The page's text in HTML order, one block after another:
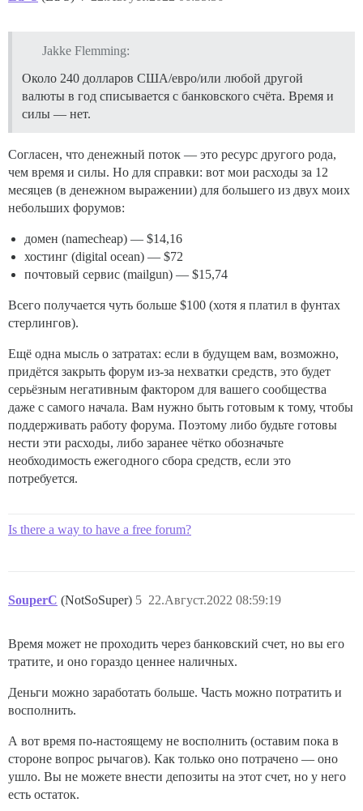
Jakke Flemming:
Около 240 долларов США/евро/или любой другой
валюты в год списывается с банковского счёта. Время и
силы — нет.
Согласен, что денежный поток — это ресурс другого рода,
чем время и силы. Но для справки: вот мои расходы за 12
месяцев (в денежном выражении) для большего из двух моих
небольших форумов:
домен (namecheap) — $14,16
хостинг (digital ocean) — $72
почтовый сервис (mailgun) — $15,74
Всего получается чуть больше $100 (хотя я платил в фунтах
стерлингов).
Ещё одна мысль о затратах: если в будущем вам, возможно,
придётся закрыть форум из-за нехватки средств, это будет
серьёзным негативным фактором для вашего сообщества
даже с самого начала. Вам нужно быть готовым к тому, чтобы
поддерживать работу форума. Поэтому либо будьте готовы
нести эти расходы, либо заранее чётко обозначьте
необходимость ежегодного сбора средств, если это
потребуется.
Is there a way to have a free forum?
SouperC (NotSoSuper) 22.Август.2022 08:59:19
5
Время может не проходить через банковский счет, но вы его
тратите, и оно гораздо ценнее наличных.
Деньги можно заработать больше. Часть можно потратить и
восполнить.
А вот время по-настоящему не восполнить (оставим пока в
стороне вопрос рычагов). Как только оно потрачено — оно
ушло. Вы не можете внести депозиты на этот счет, но у него
есть остаток.